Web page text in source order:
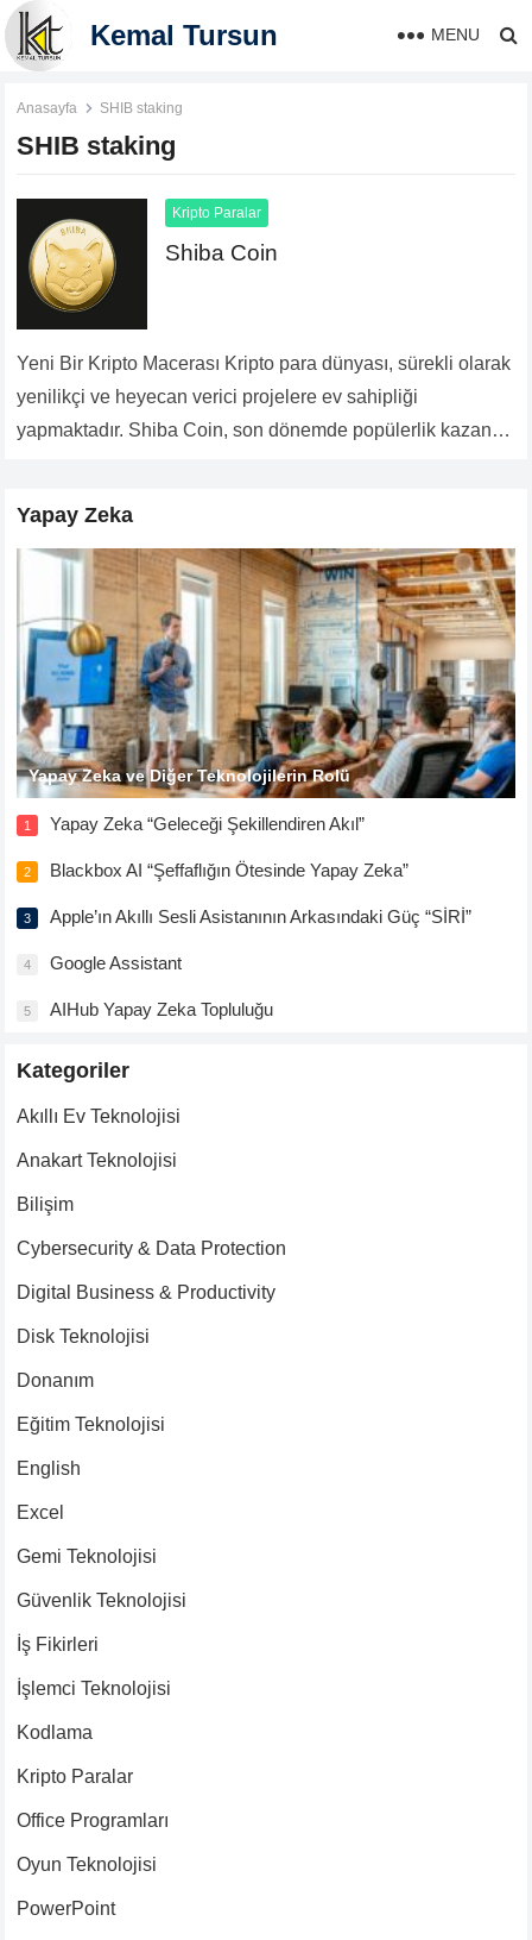
Kemal Tursun MENU
Anasayfa SHIB staking
SHIB staking
Kripto Paralar
Shiba Coin
Yeni Bir Kripto Macerası Kripto para dünyası, sürekli olarak
yenilikçi ve heyecan verici projelere ev sahipliği
yapmaktadır. Shiba Coin, son dönemde popülerlik kazanan
Yapay Zeka
Yapay Zeka ve Diğer Teknolojilerin Rolü
1 Yapay Zeka “Geleceği Şekillendiren Akıl”
2 Blackbox AI “Şeffaflığın Ötesinde Yapay Zeka”
3 Apple’ın Akıllı Sesli Asistanının Arkasındaki Güç “SİRİ”
4 Google Assistant
5 AIHub Yapay Zeka Topluluğu
Kategoriler
Akıllı Ev Teknolojisi
Anakart Teknolojisi
Bilişim
Cybersecurity & Data Protection
Digital Business & Productivity
Disk Teknolojisi
Donanım
Eğitim Teknolojisi
English
Excel
Gemi Teknolojisi
Güvenlik Teknolojisi
İş Fikirleri
İşlemci Teknolojisi
Kodlama
Kripto Paralar
Office Programları
Oyun Teknolojisi
PowerPoint